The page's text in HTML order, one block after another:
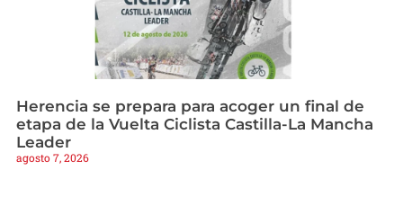
Herencia se prepara para acoger un final de
etapa de la Vuelta Ciclista Castilla-La Mancha
Leader
agosto 7, 2026